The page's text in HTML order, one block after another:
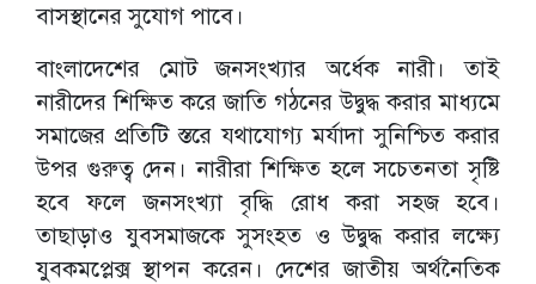
বাসস্থানের সুযোগ পাবে।
বাংলাদেশের মোট জনসংখ্যার অর্ধেক নারী। তাই
নারীদের শিক্ষিত করে জাতি গঠনের উদ্বুদ্ধ করার মাধ্যমে
সমাজের প্রতিটি স্তরে যথাযোগ্য মর্যাদা সুনিশ্চিত করার
উপর গুরুত্ব দেন। নারীরা শিক্ষিত হলে সচেতনতা সৃষ্টি
হবে ফলে জনসংখ্যা বৃদ্ধি রোধ করা সহজ হবে।
তাছাড়াও যুবসমাজকে সুসংহত ও উদ্বুদ্ধ করার লক্ষ্যে
যুবকমপ্লেক্স স্থাপন করেন। দেশের জাতীয় অর্থনৈতিক